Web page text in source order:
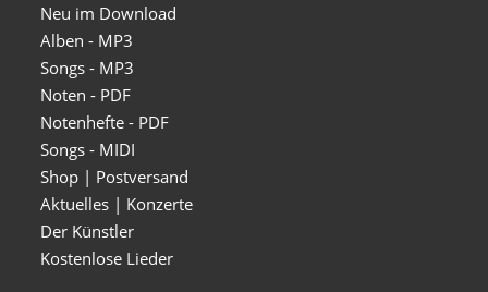
Neu im Download
Alben - MP3
Songs - MP3
Noten - PDF
Notenhefte - PDF
Songs - MIDI
Shop | Postversand
Aktuelles | Konzerte
Der Künstler
Kostenlose Lieder